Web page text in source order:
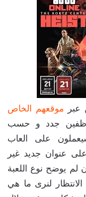
موقعهم الخاص
جدد و حسب
على العاب
عنوان جديد غير
لم يوضح نوع اللعبة
لنرى ما هي